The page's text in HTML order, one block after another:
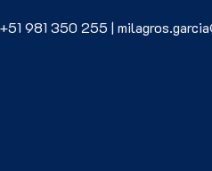
981 350 255 |